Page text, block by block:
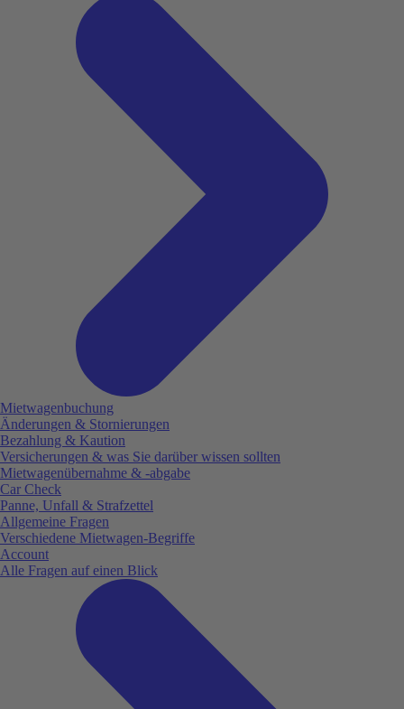
Mietwagenbuchung
Änderungen & Stornierungen
Bezahlung & Kaution
Versicherungen & was Sie darüber wissen sollten
Mietwagenübernahme & -abgabe
Car Check
Panne, Unfall & Strafzettel
Allgemeine Fragen
Verschiedene Mietwagen-Begriffe
Account
Alle Fragen auf einen Blick